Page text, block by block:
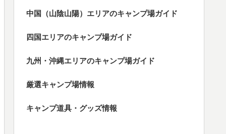
中国（山陰山陽）エリアのキャンプ場ガイド
四国エリアのキャンプ場ガイド
九州・沖縄エリアのキャンプ場ガイド
厳選キャンプ場情報
キャンプ道具・グッズ情報